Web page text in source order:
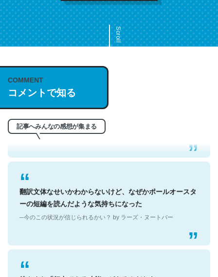
Scroll
COMMENT
コメントで知る
記事へみんなの感想が集まる
これは名文。彼はとてもクレバーなんだろうなと凄く思
う。英語少しでも読める人は原文もお勧め。自分はこの流
れ好き。Let’s Fucking Go. Then Covid hit. Shit.
─今のこの状況が信じられるかい？ by ラーズ・ヌートバー
翻訳文体なせいかわからないけど、なぜかポールオースタ
ーの短編を読んだような気持ちになった
─今のこの状況が信じられるかい？ by ラーズ・ヌートバー
彼もまた「努力できる才能」があるんだなあ